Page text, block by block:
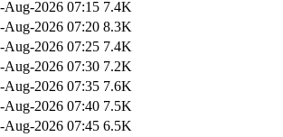
Aug-2026 07:15 7.4K
Aug-2026 07:20 8.3K
Aug-2026 07:25 7.4K
Aug-2026 07:30 7.2K
Aug-2026 07:35 7.6K
Aug-2026 07:40 7.5K
Aug-2026 07:45 6.5K